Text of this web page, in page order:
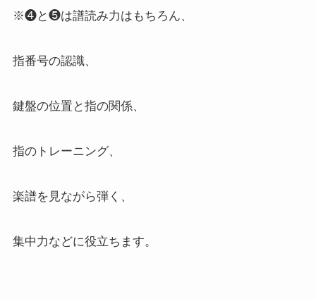
※❹と❺は譜読み力はもちろん、
指番号の認識、
鍵盤の位置と指の関係、
指のトレーニング、
楽譜を見ながら弾く、
集中力などに役立ちます。